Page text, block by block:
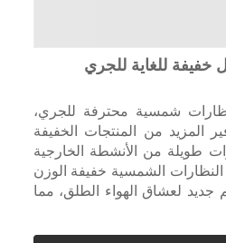
للغاية للجري
شمسية محترفة للجري،
المزيد من المنتجات الخفيفة
طويلة من الأنشطة الخارجية
الشمسية خفيفة الوزن
لعشاق الهواء الطلق، مما